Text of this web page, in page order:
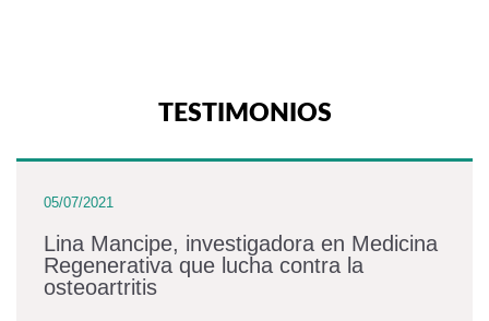
TESTIMONIOS
05/07/2021
Lina Mancipe, investigadora en Medicina
Regenerativa que lucha contra la
osteoartritis